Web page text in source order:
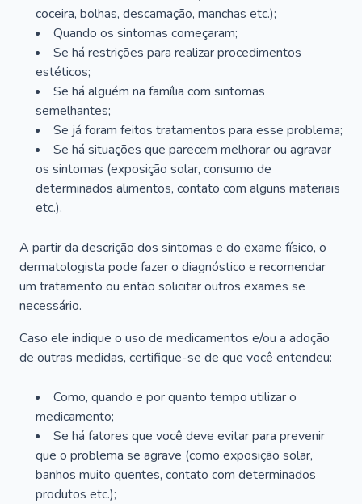
coceira, bolhas, descamação, manchas etc.);
Quando os sintomas começaram;
Se há restrições para realizar procedimentos
estéticos;
Se há alguém na família com sintomas
semelhantes;
Se já foram feitos tratamentos para esse problema;
Se há situações que parecem melhorar ou agravar
os sintomas (exposição solar, consumo de
determinados alimentos, contato com alguns materiais
etc.).
A partir da descrição dos sintomas e do exame físico, o
dermatologista pode fazer o diagnóstico e recomendar
um tratamento ou então solicitar outros exames se
necessário.
Caso ele indique o uso de medicamentos e/ou a adoção
de outras medidas, certifique-se de que você entendeu:
Como, quando e por quanto tempo utilizar o
medicamento;
Se há fatores que você deve evitar para prevenir
que o problema se agrave (como exposição solar,
banhos muito quentes, contato com determinados
produtos etc.);